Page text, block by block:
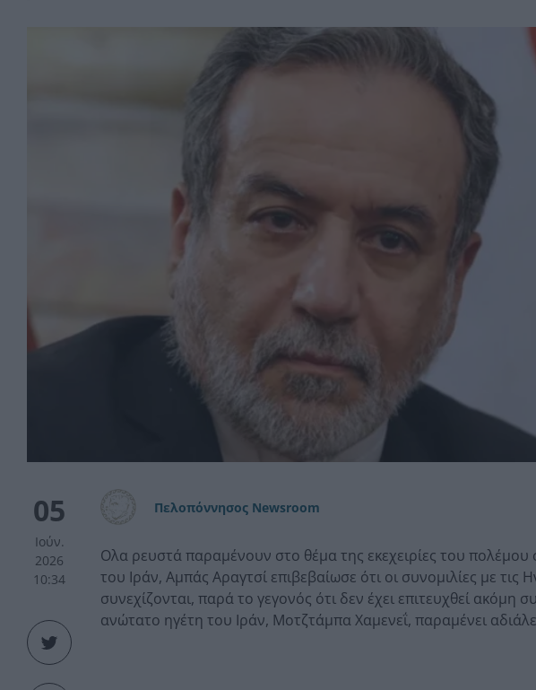
05
Ιούν.
2026
10:34
Πελοπόννησος Newsroom
Ολα ρευστά παραμένουν στο θέμα της εκεχειρίες του
του Ιράν, Αμπάς Αραγτσί επιβεβαίωσε ότι οι συνομιλίες με
συνεχίζονται, παρά το γεγονός ότι δεν έχει επιτευχθεί ακόμη
ανώτατο ηγέτη του Ιράν, Μοτζτάμπα Χαμενεΐ, παραμένει